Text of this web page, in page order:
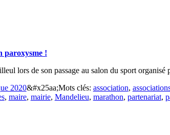
paroxysme !
lors de son passage au salon du sport
2020&#x25aa;Mots clés: association,
, maire, mairie, Mandelieu, marathon, partenariat,